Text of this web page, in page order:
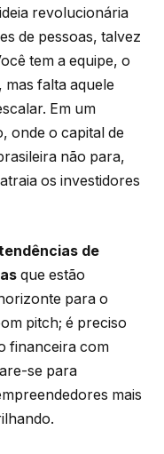
revolucionária
de pessoas, talvez
tem a equipe, o
falta aquele
Em um
onde o capital de
não para,
os investidores
de
que estão
para o
pitch; é preciso
financeira com
se para
mais